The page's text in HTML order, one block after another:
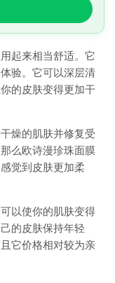
起来相当舒适。它
验。它可以深层清
的皮肤变得更加干
燥的肌肤并修复受
么欧诗漫珍珠面膜
觉到皮肤更加柔
以使你的肌肤变得
的皮肤保持年轻
它价格相对较为亲